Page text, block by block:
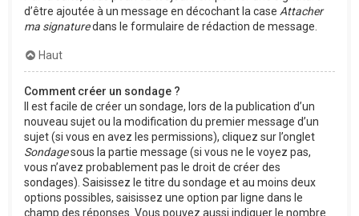
d’être ajoutée à un message en décochant la case Attacher
ma signaturedans le formulaire de rédaction de message.
Haut
Comment créer un sondage ?
Il est facile de créer un sondage, lors de la publication d’un
nouveau sujet ou la modification du premier message d’un
sujet (si vous en avez les permissions), cliquez sur l’onglet
Sondagesous la partie message (si vous ne le voyez pas,
vous n’avez probablement pas le droit de créer des
sondages). Saisissez le titre du sondage et au moins deux
options possibles, saisissez une option par ligne dans le
champ des réponses. Vous pouvez aussi indiquer le nombre